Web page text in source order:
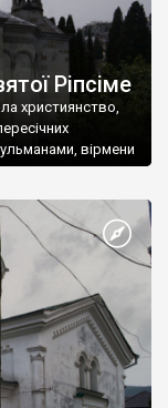
Ріпсіме
християнство,
вірмени